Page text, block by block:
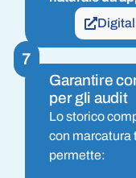
7
Garantire
per gli audit
Lo storico
con marcatura
permette: